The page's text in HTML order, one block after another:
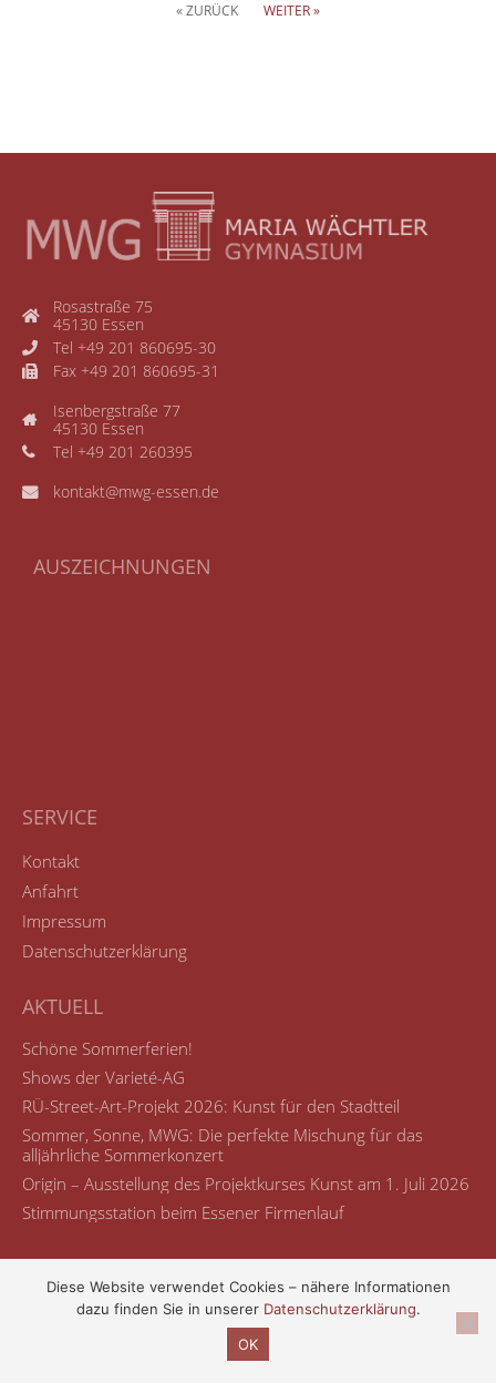
« ZURÜCK
WEITER »
Rosastraße 75
45130 Essen
Tel +49 201 860695-30
Fax +49 201 860695-31
Isenbergstraße 77
45130 Essen
Tel +49 201 260395
kontakt@mwg-essen.de
AUSZEICHNUNGEN
SERVICE
Kontakt
Anfahrt
Impressum
Datenschutzerklärung
AKTUELL
Schöne Sommerferien!
Shows der Varieté-AG
RÜ-Street-Art-Projekt 2026: Kunst für den Stadtteil
Sommer, Sonne, MWG: Die perfekte Mischung für das
alljährliche Sommerkonzert
Origin – Ausstellung des Projektkurses Kunst am 1. Juli 2026
Stimmungsstation beim Essener Firmenlauf
© Maria-Wächtler-Gymnasium
Diese Website verwendet Cookies – nähere Informationen
dazu finden Sie in unserer Datenschutzerklärung.
OK